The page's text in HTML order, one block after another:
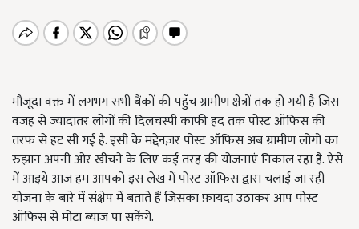
मौजूदा वक्त में लगभग सभी बैंकों की पहुँच ग्रामीण क्षेत्रों तक हो गयी है जिस
वजह से ज्यादातर लोगों की दिलचस्पी काफी हद तक पोस्ट ऑफिस की
तरफ से हट सी गई है. इसी के मद्देनज़र पोस्ट ऑफिस अब ग्रामीण लोगों का
रुझान अपनी ओर खींचने के लिए कई तरह की योजनाएं निकाल रहा है. ऐसे
में आइये आज हम आपको इस लेख में पोस्ट ऑफिस द्वारा चलाई जा रही
योजना के बारे में संक्षेप में बताते हैं जिसका फ़ायदा उठाकर आप पोस्ट
ऑफिस से मोटा ब्याज पा सकेंगे.